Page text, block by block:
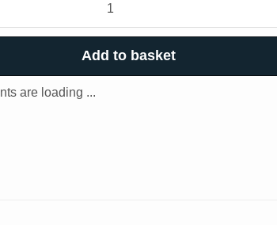
Add to basket
are loading ...